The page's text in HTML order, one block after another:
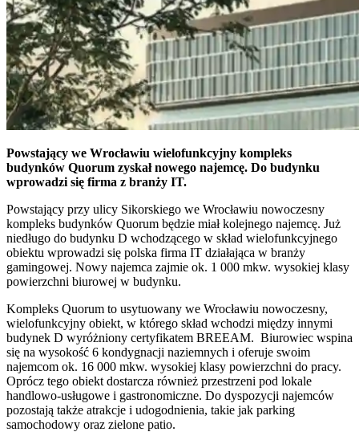
Powstający we Wrocławiu wielofunkcyjny kompleks
budynków Quorum zyskał nowego najemcę. Do budynku
wprowadzi się firma z branży IT.
Powstający przy ulicy Sikorskiego we Wrocławiu nowoczesny
kompleks budynków Quorum będzie miał kolejnego najemcę. Już
niedługo do budynku D wchodzącego w skład wielofunkcyjnego
obiektu wprowadzi się polska firma IT działająca w branży
gamingowej. Nowy najemca zajmie ok. 1 000 mkw. wysokiej klasy
powierzchni biurowej w budynku.
Kompleks Quorum to usytuowany we Wrocławiu nowoczesny,
wielofunkcyjny obiekt, w którego skład wchodzi między innymi
budynek D wyróżniony certyfikatem BREEAM. Biurowiec wspina
się na wysokość 6 kondygnacji naziemnych i oferuje swoim
najemcom ok. 16 000 mkw. wysokiej klasy powierzchni do pracy.
Oprócz tego obiekt dostarcza również przestrzeni pod lokale
handlowo-usługowe i gastronomiczne. Do dyspozycji najemców
pozostają także atrakcje i udogodnienia, takie jak parking
samochodowy oraz zielone patio.